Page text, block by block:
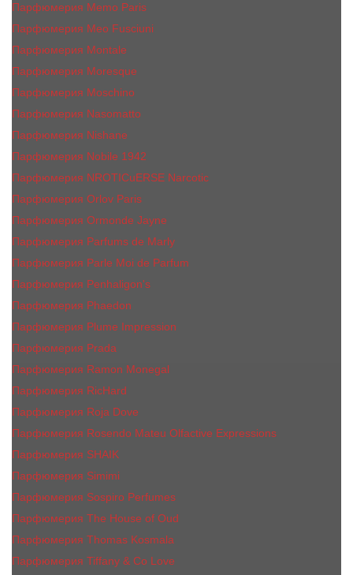
Парфюмерия Memo Paris
Парфюмерия Meo Fusciuni
Парфюмерия Montale
Парфюмерия Moresque
Парфюмерия Moschino
Парфюмерия Nasomatto
Парфюмерия Nishane
Парфюмерия Nobile 1942
Парфюмерия NROTICuERSE Narcotic
Парфюмерия Orlov Paris
Парфюмерия Ormonde Jayne
Парфюмерия Parfums de Marly
Парфюмерия Parle Moi de Parfum
Парфюмерия Penhaligon's
Парфюмерия Phaedon
Парфюмерия Plume Impression
Парфюмерия Prada
Парфюмерия Ramon Monegal
Парфюмерия RicHard
Парфюмерия Roja Dove
Парфюмерия Rosendo Mateu Olfactive Expressions
Парфюмерия SHAIK
Парфюмерия Simimi
Парфюмерия Sospiro Perfumes
Парфюмерия The House of Oud
Парфюмерия Thomas Kosmala
Парфюмерия Tiffany & Co Love